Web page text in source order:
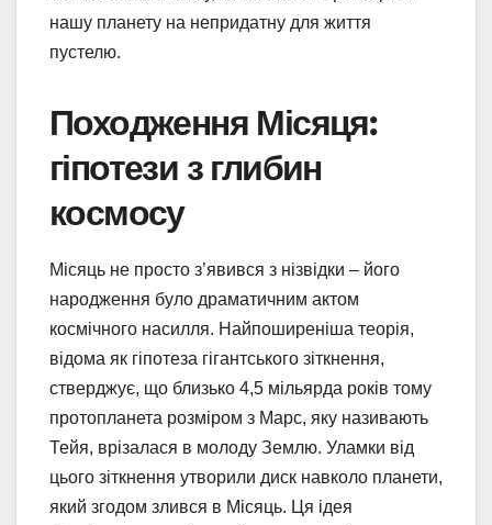
нашу планету на непридатну для життя
пустелю.
Походження Місяця:
гіпотези з глибин
космосу
Місяць не просто з’явився з нізвідки – його
народження було драматичним актом
космічного насилля. Найпоширеніша теорія,
відома як гіпотеза гігантського зіткнення,
стверджує, що близько 4,5 мільярда років тому
протопланета розміром з Марс, яку називають
Тейя, врізалася в молоду Землю. Уламки від
цього зіткнення утворили диск навколо планети,
який згодом злився в Місяць. Ця ідея